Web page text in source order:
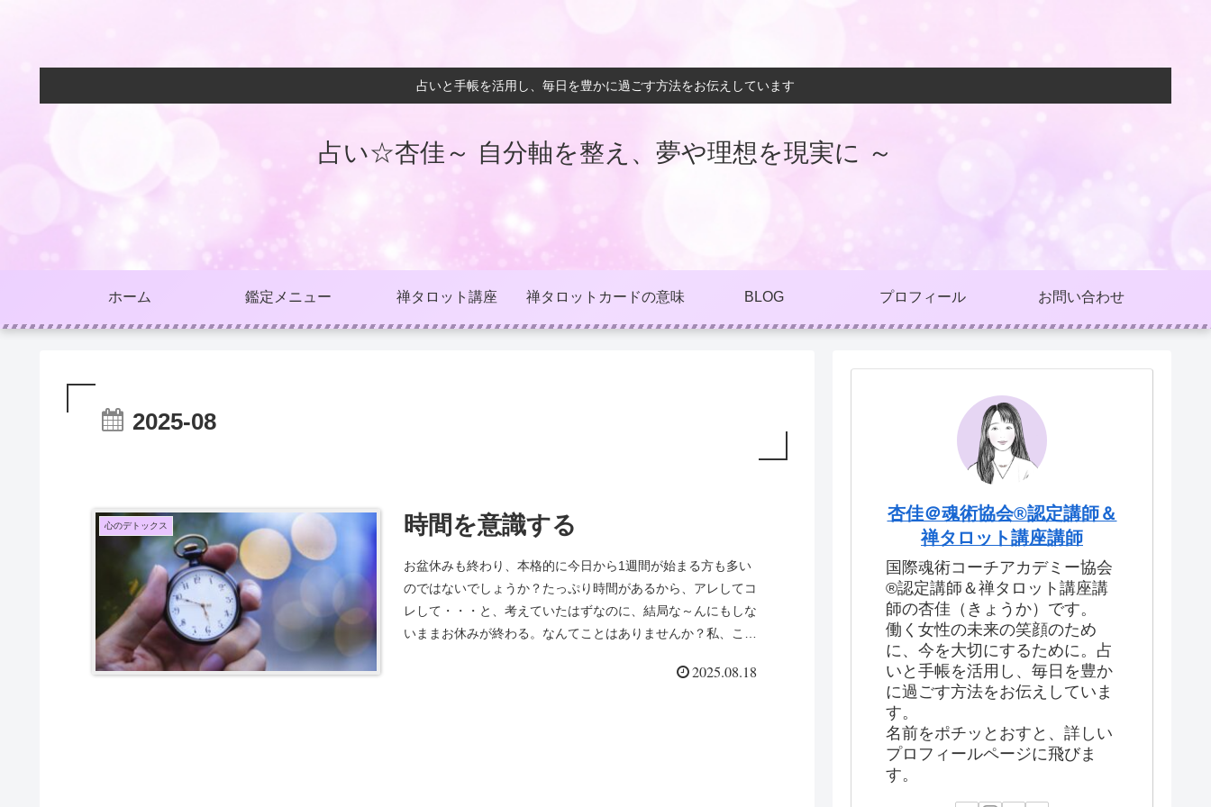
占いと手帳を活用し、毎日を豊かに過ごす方法をお伝えしています
占い☆杏佳～ 自分軸を整え、夢や理想を現実に ～
ホーム 鑑定メニュー 禅タロット講座 禅タロットカードの意味 BLOG プロフィール お問い合わせ
2025-08
心のデトックス 時間を意識する
お盆休みも終わり、本格的に今日から1週間が始まる方も多い
のではないでしょうか？たっぷり時間があるから、アレしてコ
レして・・・と、考えていたはずなのに、結局な～んにもしな
いままお休みが終わる。なんてことはありませんか？私、こう
2025.08.18
杏佳＠魂術協会®認定講師＆
禅タロット講座講師
国際魂術コーチアカデミー協会
®認定講師＆禅タロット講座講
師の杏佳（きょうか）です。
働く女性の未来の笑顔のため
に、今を大切にするために。占
いと手帳を活用し、毎日を豊か
に過ごす方法をお伝えしていま
す。
名前をポチッとおすと、詳しい
プロフィールページに飛びま
す。